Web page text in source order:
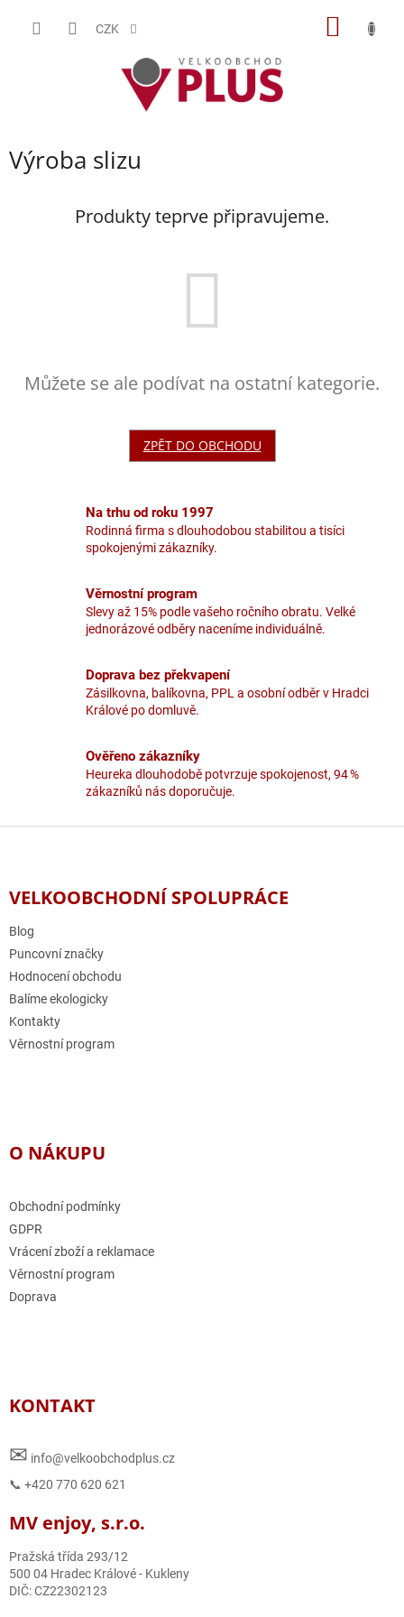
CZK
Výroba slizu
Produkty teprve připravujeme.
Můžete se ale podívat na ostatní kategorie.
ZPĚT DO OBCHODU
Na trhu od roku 1997
Rodinná firma s dlouhodobou stabilitou a tisíci
spokojenými zákazníky.
Věrnostní program
Slevy až 15% podle vašeho ročního obratu. Velké
jednorázové odběry naceníme individuálně.
Doprava bez překvapení
Zásilkovna, balíkovna, PPL a osobní odběr v Hradci
Králové po domluvě.
Ověřeno zákazníky
Heureka dlouhodobě potvrzuje spokojenost, 94 %
zákazníků nás doporučuje.
Z
VELKOOBCHODNÍ SPOLUPRÁCE
Blog
Puncovní značky
Hodnocení obchodu
Balíme ekologicky
Kontakty
Věrnostní program
O NÁKUPU
Obchodní podmínky
GDPR
Vrácení zboží a reklamace
Věrnostní program
Doprava
KONTAKT
✉ info@velkoobchodplus.cz
📞 +420 770 620 621
MV enjoy, s.r.o.
Pražská třída 293/12
500 04 Hradec Králové - Kukleny
DIČ: CZ22302123